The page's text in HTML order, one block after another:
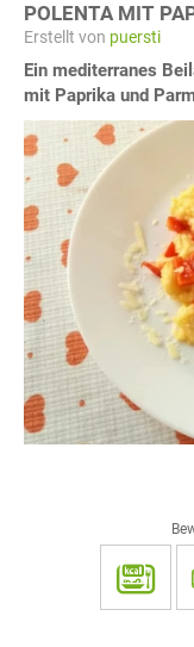
POLENTA MIT
Erstellt von puersti
Ein mediterranes
mit Paprika und